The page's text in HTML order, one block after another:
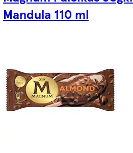
Mandula 110 ml